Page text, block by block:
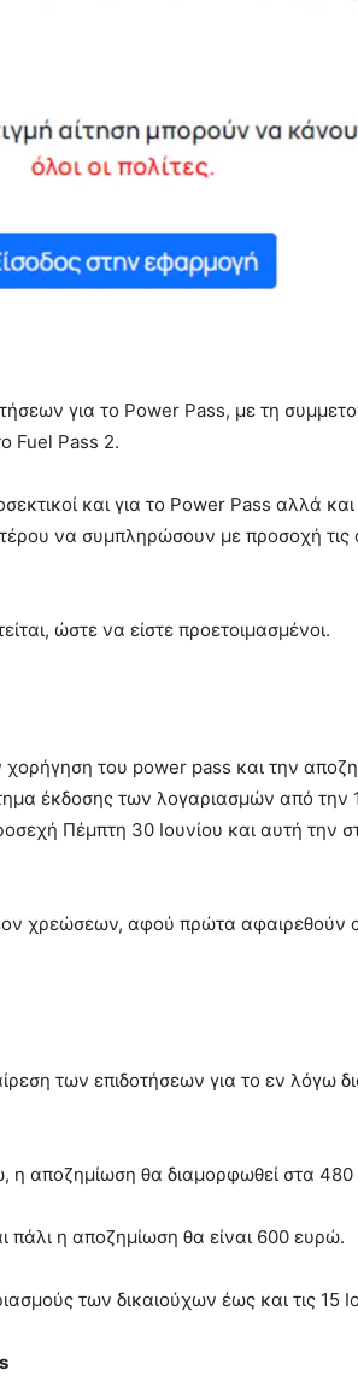
για το Power Pass, με τη
Fuel Pass 2.
και για το Power Pass αλλά
να συμπληρώσουν με προσοχή τις
ώστε να είστε προετοιμασμένοι.
του power pass και την
έκδοσης των λογαριασμών από
Πέμπτη 30 Ιουνίου και αυτή
χρεώσεων, αφού πρώτα αφαιρεθούν
των επιδοτήσεων για το εν
η αποζημίωση θα διαμορφωθεί στα
πάλι η αποζημίωση θα είναι 600 ευρώ.
των δικαιούχων έως και τις 15